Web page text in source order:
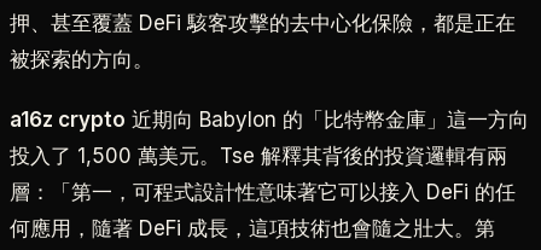
押、甚至覆蓋 DeFi 駭客攻擊的去中心化保險，都是正在
被探索的方向。
a16z crypto 近期向 Babylon 的「比特幣金庫」這一方向
投入了 1,500 萬美元。Tse 解釋其背後的投資邏輯有兩
層：「第一，可程式設計性意味著它可以接入 DeFi 的任
何應用，隨著 DeFi 成長，這項技術也會隨之壯大。第